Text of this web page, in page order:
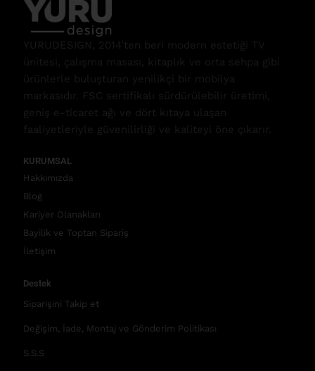
YURUDESIGN, 2014’ten beri modern estetiği TV
ünitesi, çalışma masası, kitaplık ve orta sehpa gibi
ürünlerle buluşturan yenilikçi bir mobilya
markasıdır. FSC sertifikalı sürdürülebilir üretimi,
geniş e-ticaret ağı ve dört kıtaya ulaşan
faaliyetleriyle güvenilirliği ve kaliteyi öne çıkarır.
KURUMSAL
Hakkımızda
Blog
Kariyer Olanakları
Bayilik ve Toptan Sipariş
İletişim
Destek
Siparişini Takip et
Değişim, İade, Montaj ve Gönderim Politikası
S.S.S